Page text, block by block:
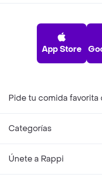
App Store
Pide tu comida favorita
Categorías
Únete a Rappi